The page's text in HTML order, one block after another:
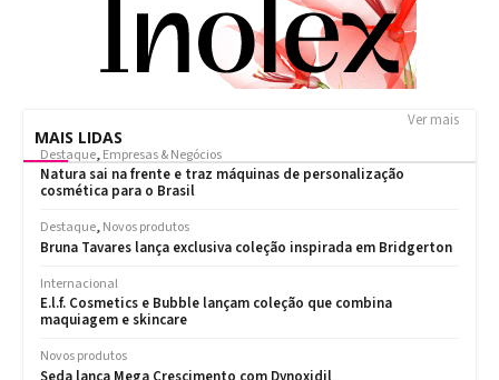
MAIS LIDAS
Ver mais